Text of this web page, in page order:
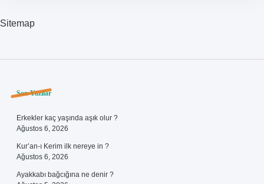
Sitemap
Sidebar
Son Yazılar
Erkekler kaç yaşında aşık olur ?
Ağustos 6, 2026
Kur’an-ı Kerim ilk nereye in ?
Ağustos 6, 2026
Ayakkabı bağcığına ne denir ?